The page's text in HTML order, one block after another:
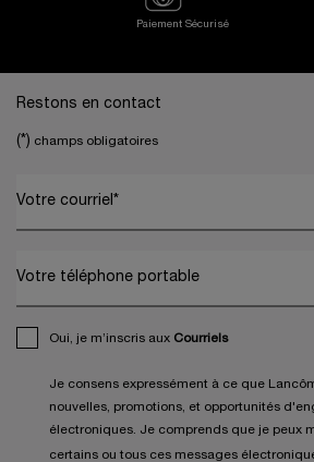
Paiement Sécurisé
Restons en contact
(*) champs obligatoires
Votre courriel *
Votre téléphone portable
Oui, je m’inscris aux Courriels
Je consens expressément à ce que
nouvelles, promotions, et opportunités
électroniques. Je comprends que je peux
certains ou tous ces messages